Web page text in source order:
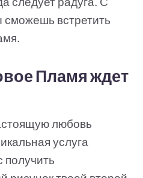
встретить
Пламя ждет
любовь
услуга
получить